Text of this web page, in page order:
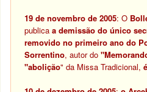
19 de novembro de 2005: O
publicaa demissão do único
removido no primeiro ano do
Sorrentino, autor do
"abolição" da Missa Tradicional,